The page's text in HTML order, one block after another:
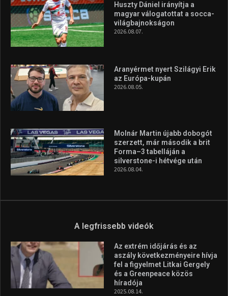
Huszty Dániel irányítja a
magyar válogatottat a socca-
világbajnokságon
2026.08.07.
Aranyérmet nyert Szilágyi Erik
az Európa-kupán
2026.08.05.
Molnár Martin újabb dobogót
szerzett, már második a brit
Forma–3 tabelláján a
silverstone-i hétvége után
2026.08.04.
A legfrissebb videók
Az extrém időjárás és az
aszály következményeire hívja
fel a figyelmet Litkai Gergely
és a Greenpeace közös
híradója
2025.08.14.